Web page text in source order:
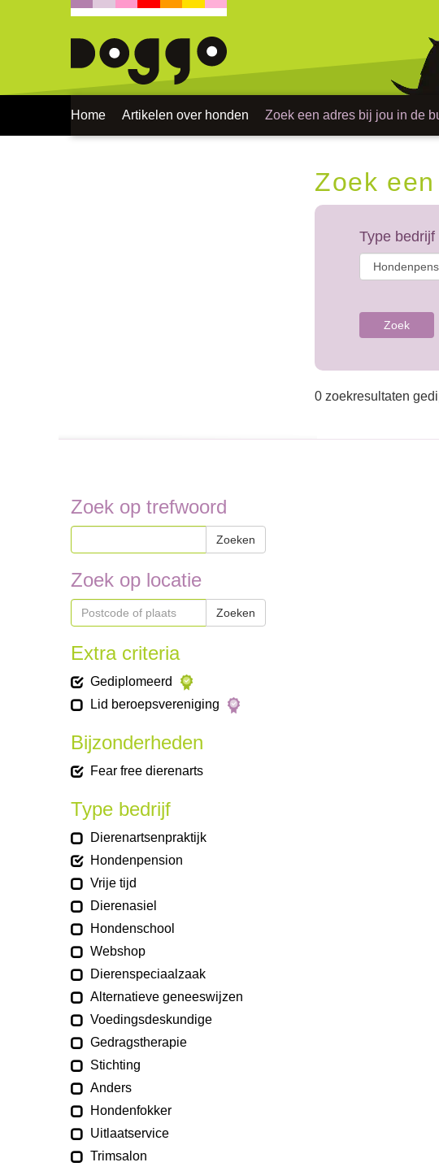
Home Artikelen over honden Zoek een adres bij jou in de
Zoek
Type bedrijf
Zoek
0 zoekresultaten
Zoek op trefwoord
Zoeken
Zoek op locatie
Zoeken
Extra criteria
Gediplomeerd
Lid beroepsvereniging
Bijzonderheden
Fear free dierenarts
Type bedrijf
Dierenartsenpraktijk
Hondenpension
Vrije tijd
Dierenasiel
Hondenschool
Webshop
Dierenspeciaalzaak
Alternatieve geneeswijzen
Voedingsdeskundige
Gedragstherapie
Stichting
Anders
Hondenfokker
Uitlaatservice
Trimsalon